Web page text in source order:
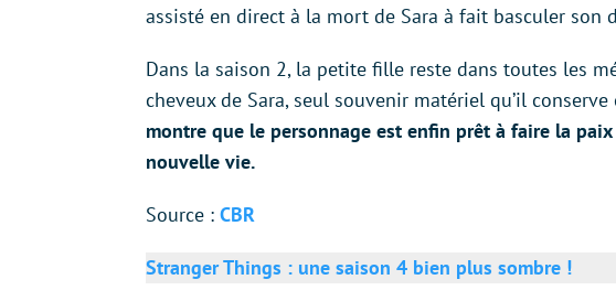
assisté en direct à la mort de Sara à fait basculer son
Dans la saison 2, la petite fille reste dans toutes les
cheveux de Sara, seul souvenir matériel qu’il conserve
montre que le personnage est enfin prêt à faire la
nouvelle vie.
Source : CBR
Stranger Things : une saison 4 bien plus sombre !